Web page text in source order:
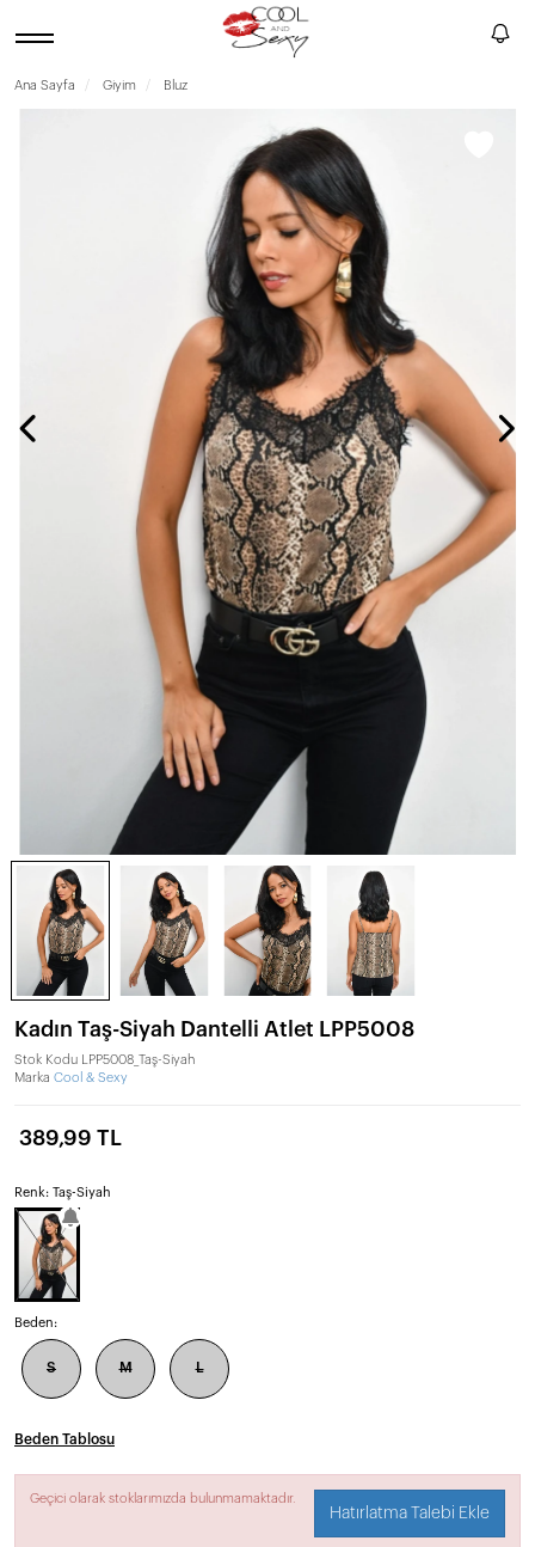
Ana Sayfa Giyim Bluz
Kadın Taş-Siyah Dantelli Atlet LPP5008
Stok Kodu LPP5008_Taş-Siyah
Marka Cool & Sexy
389,99 TL
Renk: Taş-Siyah
Beden:
S M L
Beden Tablosu
Geçici olarak stoklarımızda bulunmamaktadır.
Hatırlatma Talebi Ekle